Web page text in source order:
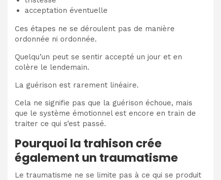
acceptation éventuelle
Ces étapes ne se déroulent pas de manière
ordonnée ni ordonnée.
Quelqu’un peut se sentir accepté un jour et en
colère le lendemain.
La guérison est rarement linéaire.
Cela ne signifie pas que la guérison échoue, mais
que le système émotionnel est encore en train de
traiter ce qui s’est passé.
Pourquoi la trahison crée
également un traumatisme
Le traumatisme ne se limite pas à ce qui se produit